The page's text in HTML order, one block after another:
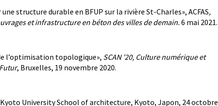
structure durable en BFUP sur la rivière St-Charles», ACFAS,
et infrastructure en béton des villes de demain. 6 mai 2021.
l’optimisation topologique», SCAN ’20, Culture numérique et
, Bruxelles, 19 novembre 2020.
University School of architecture, Kyoto, Japon, 24 octobre